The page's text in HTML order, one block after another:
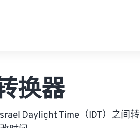
换器
Daylight Time（IDT）之间转